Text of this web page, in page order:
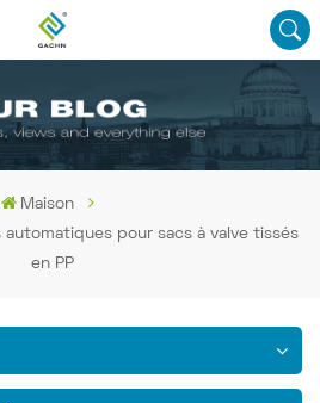
Maison
pour sacs à valve tissés
en PP